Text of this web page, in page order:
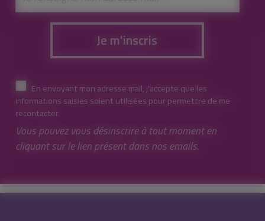
Je m'inscris
En envoyant mon adresse mail, j'accepte que les
informations saisies soient utilisées pour permettre de me
recontacter.
Vous pouvez vous désinscrire à tout moment en
cliquant sur le lien présent dans nos emails.